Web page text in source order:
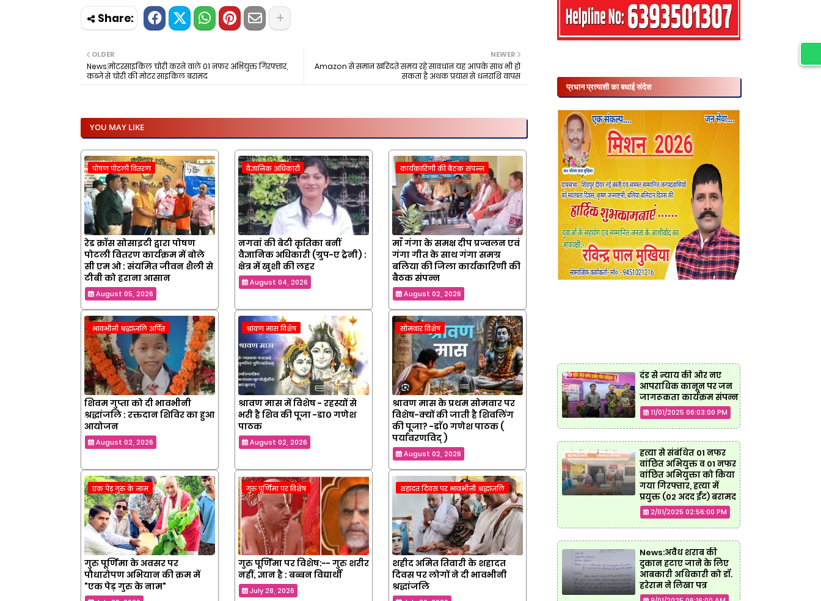
NEWER
Amazon से समान खरिदते समय रहे सावधान यह आपके साथ भी हो
सकता है अथक प्रयास से धनराशि वापस
OLDER
News:मोटरसाइकिल चोरी करने वाले 01 नफर अभियुक्त गिरफ्तार,
कब्जे से चोरी की मोटर साइकिल बरामद
YOU MAY LIKE
पोषण पोटली वितरण
रेड क्रॉस सोसाइटी द्वारा पोषण
पोटली वितरण कार्यक्रम में बोले
सी एम ओ : संयमित जीवन शैली से
टीबी को हराना आसान
August 05, 2026
वैज्ञानिक अधिकारी
नगवां की बेटी कृतिका बनीं
वैज्ञानिक अधिकारी (ग्रुप-ए ट्रेनी) :
क्षेत्र में खुशी की लहर
August 04, 2026
कार्यकारिणी की बैठक संपन्न
माँ गंगा के समक्ष दीप प्रज्वलन एवं
गंगा गीत के साथ गंगा समग्र
बलिया की जिला कार्यकारिणी की
बैठक संपन्न
August 02, 2026
भावभीनी श्रद्धांजलि अर्पित
शिवम गुप्ता को दी भावभीनी
श्रद्धांजलि : रक्तदान शिविर का हुआ
आयोजन
August 02, 2026
श्रावण मास विशेष
श्रावण मास में विशेष - रहस्यों से
भरी है शिव की पूजा -डा० गणेश
पाठक
August 02, 2026
सोमवार विशेष
श्रावण मास के प्रथम सोमवार पर
विशेष-क्यों की जाती है शिवलिंग
की पूजा? -डाॅ० गणेश पाठक (
पर्यावरणविद् )
August 02, 2026
एक पेड़ गुरु के नाम
गुरु पूर्णिमा के अवसर पर
पौधारोपण अभियान की क्रम में
"एक पेड़ गुरु के नाम"
गुरु पूर्णिमा पर विशेष
गुरु पूर्णिमा पर विशेष:-- गुरु शरीर
नहीं, ज्ञान है : बब्बन विद्यार्थी
July 28, 2026
शहादत दिवस पर भावभीनी श्रद्धांजलि
शहीद अमित तिवारी के शहादत
दिवस पर लोगों ने दी भावभीनी
श्रद्धांजलि
प्रधान प्रत्याशी का बधाई संदेश
दंड से न्याय की ओर नए
आपराधिक कानून पर जन
जागरूकता कार्यक्रम संपन्न
11/01/2025 06:03:00 PM
हत्या से संबंधित 01 नफर
वांछित अभियुक्त व 01 नफर
वांछित अभियुक्ता को किया
गया गिरफ्तार, हत्या में
प्रयुक्त (02 अदद ईंट) बरामद
2/01/2025 02:56:00 PM
News:अवैध शराब की
दुकान हटाए जाने के लिए
आबकारी अधिकारी को डॉ.
हरेराम ने लिखा पत्र